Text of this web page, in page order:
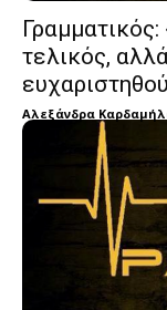
τελικός,
Αλεξάνδρα